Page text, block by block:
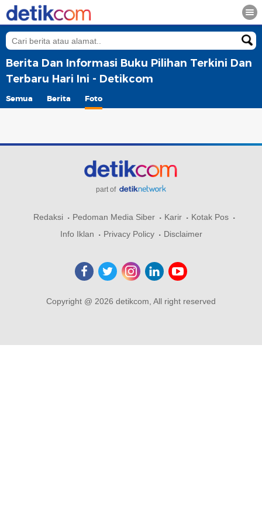
Berita Dan Informasi Buku Pilihan Terkini Dan
Terbaru Hari Ini - Detikcom
Semua Berita Foto
part of
Redaksi Pedoman Media Siber Karir
Kotak Pos
Info Iklan
Privacy Policy Disclaimer
Copyright @ 2026 detikcom, All right reserved